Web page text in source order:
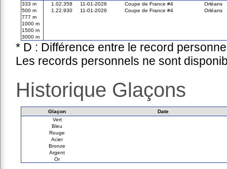
333 m
1.02.358 11-01-2026 Coupe de France #4
Orléans
500 m
1.22.930 11-01-2026 Coupe de France #4
Orléans
777 m
1000 m
1500 m
3000 m
* D : Différence entre le record
Les records personnels ne sont
Historique Glaçons
Glaçon
Date
Vert
Bleu
Rouge
Acier
Bronze
Argent
Or